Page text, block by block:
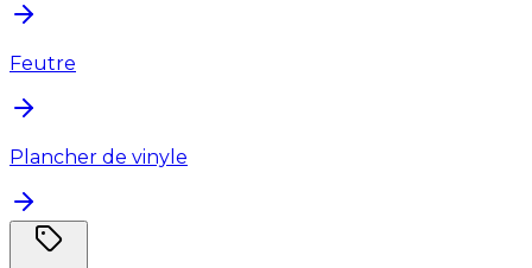
Feutre
Plancher de vinyle